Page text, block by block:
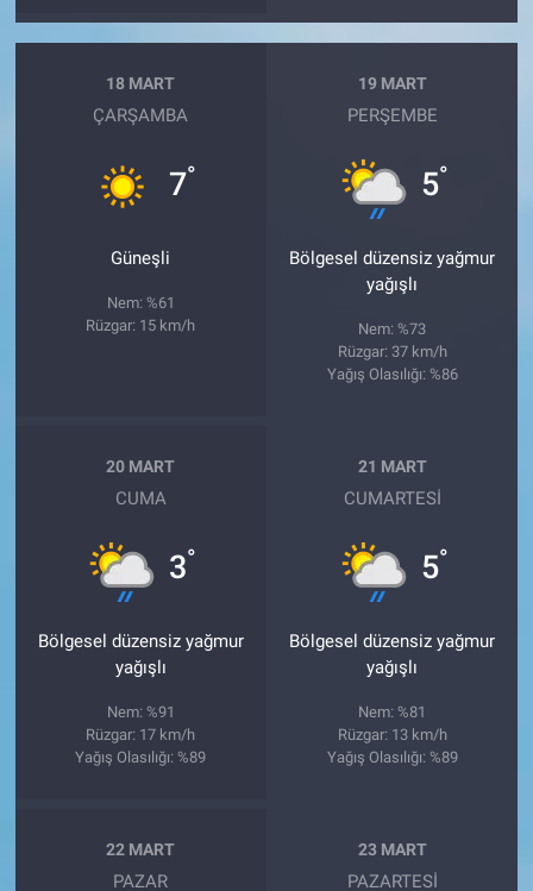
18 MART
ÇARŞAMBA
7°
Güneşli
Nem: %61
Rüzgar: 15 km/h
19 MART
PERŞEMBE
5°
Bölgesel düzensiz yağmur
yağışlı
Nem: %73
Rüzgar: 37 km/h
Yağış Olasılığı: %86
20 MART
CUMA
3°
Bölgesel düzensiz yağmur
yağışlı
Nem: %91
Rüzgar: 17 km/h
Yağış Olasılığı: %89
21 MART
CUMARTESI
5°
Bölgesel düzensiz yağmur
yağışlı
Nem: %81
Rüzgar: 13 km/h
Yağış Olasılığı: %89
22 MART
PAZAR
23 MART
PAZARTESI